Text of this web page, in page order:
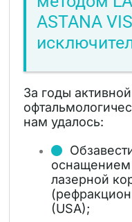
ASTANA
За годы
нам удалось:
оснащением
лазерной
(USA);